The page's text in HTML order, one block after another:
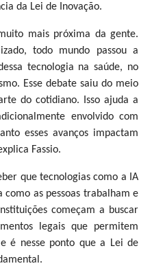
da Lei de Inovação.
mais próxima da gente.
todo mundo passou a
tecnologia na saúde, no
Esse debate saiu do meio
do cotidiano. Isso ajuda a
envolvido com
esses avanços impactam
Fassio.
que tecnologias como a IA
as pessoas trabalham e
começam a buscar
legais que permitem
é nesse ponto que a Lei de